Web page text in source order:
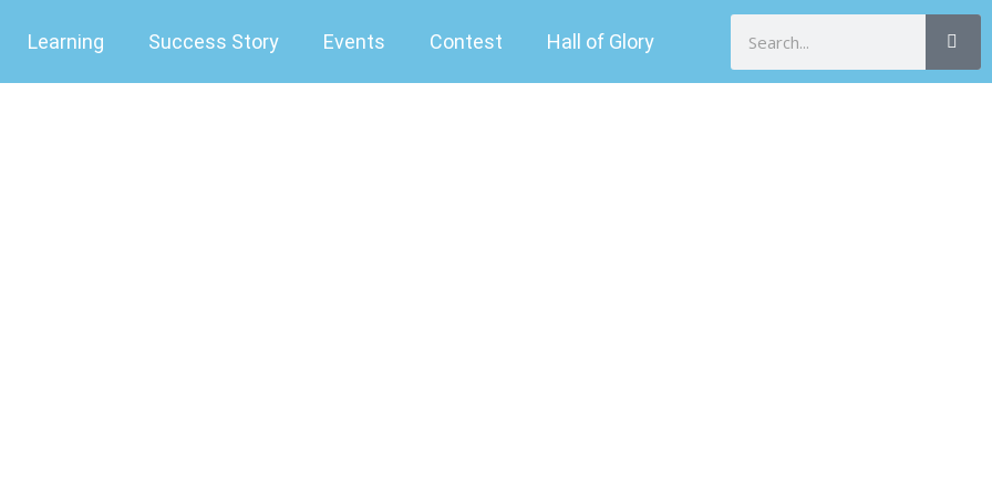
Learning Success Story Events Contest Hall of Glory